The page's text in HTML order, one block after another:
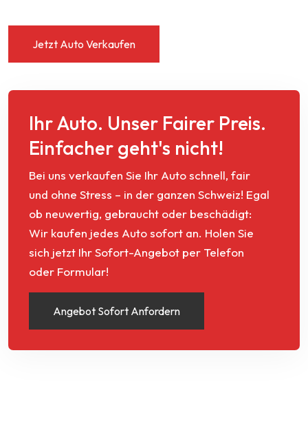
Jetzt Auto Verkaufen
Ihr Auto. Unser Fairer Preis.
Einfacher geht's nicht!
Bei uns verkaufen Sie Ihr Auto schnell, fair
und ohne Stress – in der ganzen Schweiz! Egal
ob neuwertig, gebraucht oder beschädigt:
Wir kaufen jedes Auto sofort an. Holen Sie
sich jetzt Ihr Sofort-Angebot per Telefon
oder Formular!
Angebot Sofort Anfordern